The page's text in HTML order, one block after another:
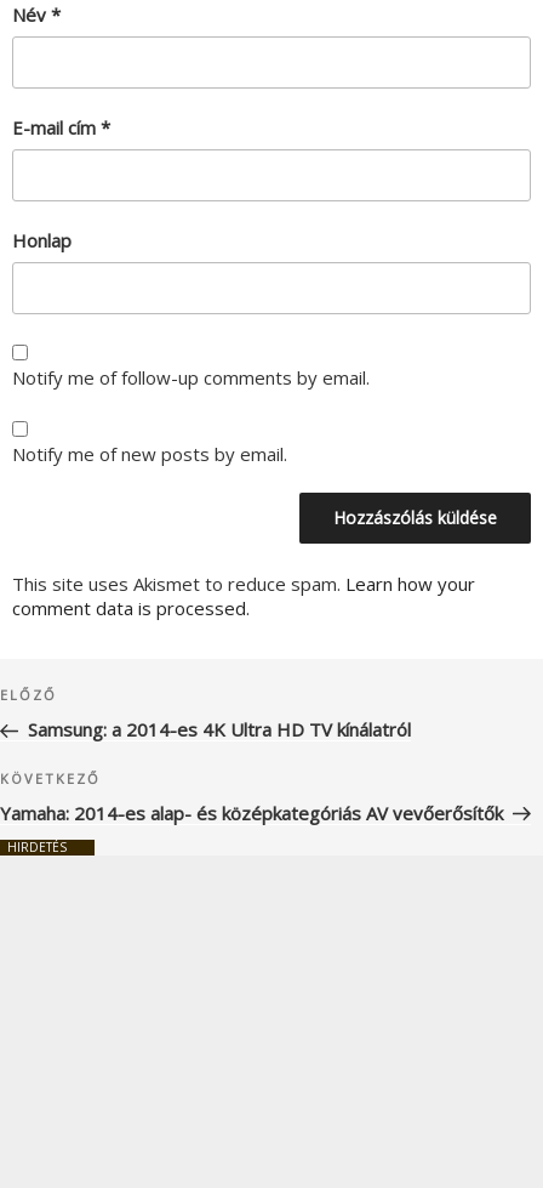
Név *
E-mail cím *
Honlap
Notify me of follow-up comments by email.
Notify me of new posts by email.
This site uses Akismet to reduce spam. Learn how your
comment data is processed.
navigáció
Korábbi
bejegyzés
ELŐZŐ
Samsung: a 2014-es 4K Ultra HD TV kínálatról
Következő
bejegyzés
KÖVETKEZŐ
Yamaha: 2014-es alap- és középkategóriás AV vevőerősítők
HIRDETÉS